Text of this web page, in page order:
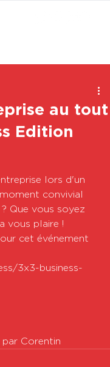
au tout
Edition
lors d'un
convivial
Que vous soyez
vous plaire !
cet événement
3x3-business-
par Corentin